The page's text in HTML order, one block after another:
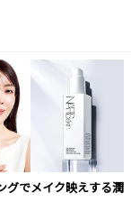
グでメイク映えする潤